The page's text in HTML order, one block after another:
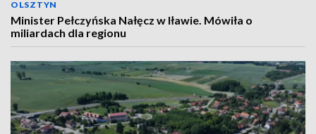
OLSZTYN
Minister Pełczyńska Nałęcz w Iławie. Mówiła o
miliardach dla regionu